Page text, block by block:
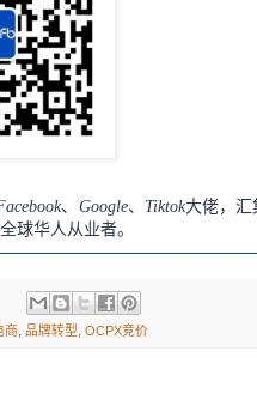
、 Google、 Tiktok大佬，汇
球华人从业者。
商 品牌转型 OCPX竞价